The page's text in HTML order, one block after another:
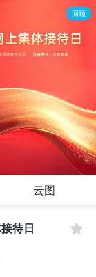
回顾
云图
待日